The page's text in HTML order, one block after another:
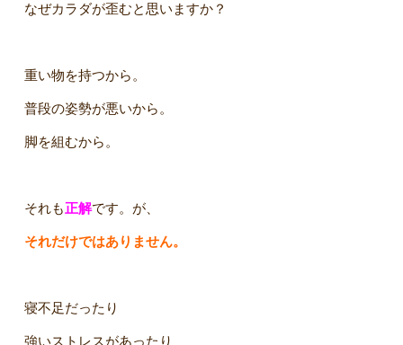
なぜカラダが歪むと思いますか？
重い物を持つから。
普段の姿勢が悪いから。
脚を組むから。
それも正解です。が、
それだけではありません。
寝不足だったり
強いストレスがあったり